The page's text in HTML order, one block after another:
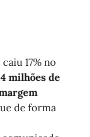
17% no
milhões de
de forma